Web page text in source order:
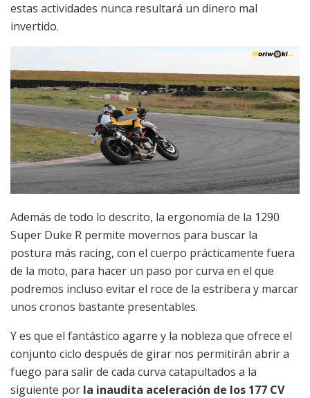
estas actividades nunca resultará un dinero mal
invertido.
Además de todo lo descrito, la ergonomía de la 1290
Super Duke R permite movernos para buscar la
postura más racing, con el cuerpo prácticamente fuera
de la moto, para hacer un paso por curva en el que
podremos incluso evitar el roce de la estribera y marcar
unos cronos bastante presentables.
Y es que el fantástico agarre y la nobleza que ofrece el
conjunto ciclo después de girar nos permitirán abrir a
fuego para salir de cada curva catapultados a la
siguiente por la inaudita aceleración de los 177 CV